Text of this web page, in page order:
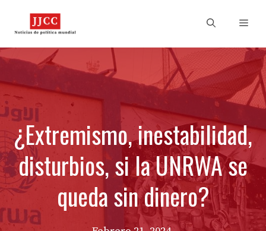
¿Extremismo, inestabilidad,
disturbios, si la UNRWA se
queda sin dinero?